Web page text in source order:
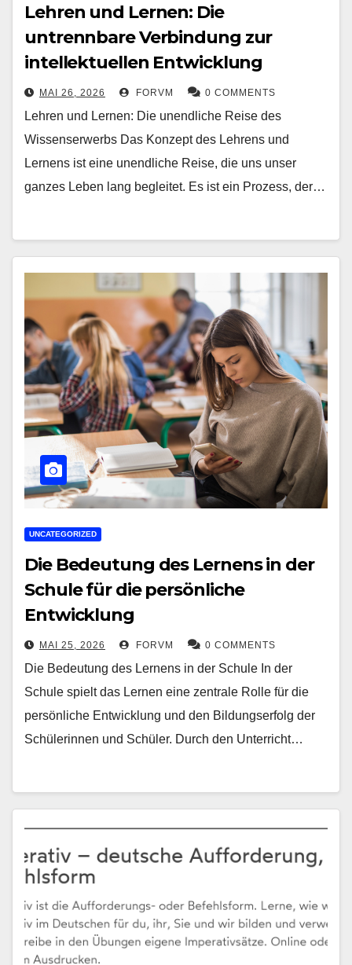
Lehren und Lernen: Die
untrennbare Verbindung zur
intellektuellen Entwicklung
MAI 26, 2026 FORVM 0 COMMENTS
Lehren und Lernen: Die unendliche Reise des
Wissenserwerbs Das Konzept des Lehrens und
Lernens ist eine unendliche Reise, die uns unser
ganzes Leben lang begleitet. Es ist ein Prozess, der…
UNCATEGORIZED
Die Bedeutung des Lernens in der
Schule für die persönliche
Entwicklung
MAI 25, 2026 FORVM 0 COMMENTS
Die Bedeutung des Lernens in der Schule In der
Schule spielt das Lernen eine zentrale Rolle für die
persönliche Entwicklung und den Bildungserfolg der
Schülerinnen und Schüler. Durch den Unterricht…